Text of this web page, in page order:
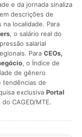
e da jornada sinaliza
descrições de
localidade. Para
, o salário real do
salarial
Para CEOs,
, o Índice de
de gênero
tendências de
exclusiva Portal
CAGED/MTE.